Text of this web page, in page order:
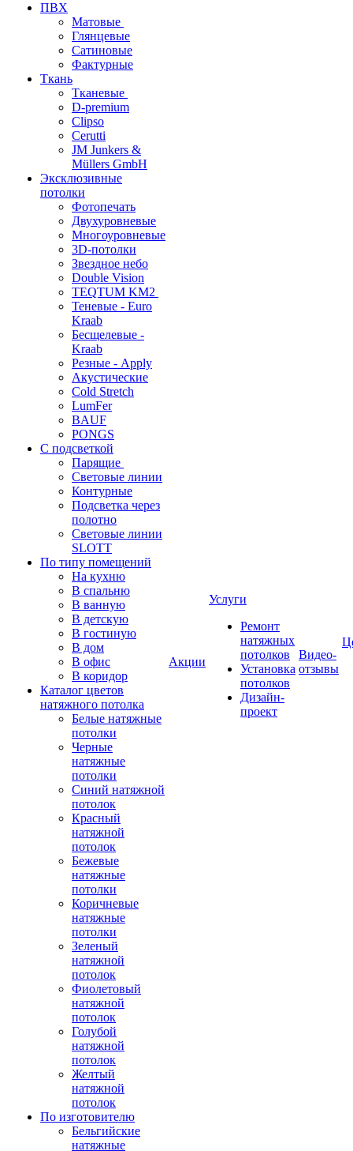
ПВХ
Матовые
Глянцевые
Сатиновые
Фактурные
Ткань
Тканевые
D-premium
Clipso
Cerutti
JM Junkers &
Müllers GmbH
Эксклюзивные
потолки
Фотопечать
Двухуровневые
Многоуровневые
3D-потолки
Звездное небо
Double Vision
TEQTUM KM2
Теневые - Euro
Kraab
Бесщелевые -
Kraab
Резные - Apply
Акустические
Cold Stretch
LumFer
BAUF
PONGS
С подсветкой
Парящие
Световые линии
Контурные
Подсветка через
полотно
Световые линии
SLOTT
По типу помещений
На кухню
В спальню
В ванную
В детскую
В гостиную
В дом
В офис
В коридор
Каталог цветов
натяжного потолка
Белые натяжные
потолки
Черные
натяжные
потолки
Синий натяжной
потолок
Красный
натяжной
потолок
Бежевые
натяжные
потолки
Коричневые
натяжные
потолки
Зеленый
натяжной
потолок
Фиолетовый
натяжной
потолок
Голубой
натяжной
потолок
Желтый
натяжной
потолок
По изготовителю
Бельгийские
натяжные
Акции
Услуги
Ремонт
натяжных
потолков
Установка
потолков
Дизайн-
проект
Видео-
отзывы